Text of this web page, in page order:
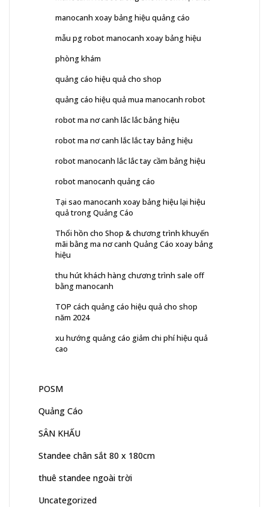
manocanh xoay bảng hiệu quảng cáo
mẫu pg robot manocanh xoay bảng hiệu
phòng khám
quảng cáo hiệu quả cho shop
quảng cáo hiệu quả mua manocanh robot
robot ma nơ canh lắc lắc bảng hiệu
robot ma nơ canh lắc lắc tay bảng hiệu
robot manocanh lắc lắc tay cầm bảng hiệu
robot manocanh quảng cáo
Tại sao manocanh xoay bảng hiệu lại hiệu
quả trong Quảng Cáo
Thổi hồn cho Shop & chương trình khuyến
mãi bằng ma nơ canh Quảng Cáo xoay bảng
hiệu
thu hút khách hàng chương trình sale off
bằng manocanh
TOP cách quảng cáo hiệu quả cho shop
năm 2024
xu hướng quảng cáo giảm chi phí hiệu quả
cao
POSM
Quảng Cáo
SÂN KHẤU
Standee chân sắt 80 x 180cm
thuê standee ngoài trời
Uncategorized